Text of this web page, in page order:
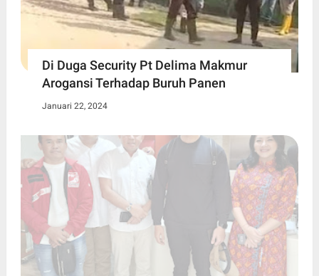
Di Duga Security Pt Delima Makmur
Arogansi Terhadap Buruh Panen
Januari 22, 2024